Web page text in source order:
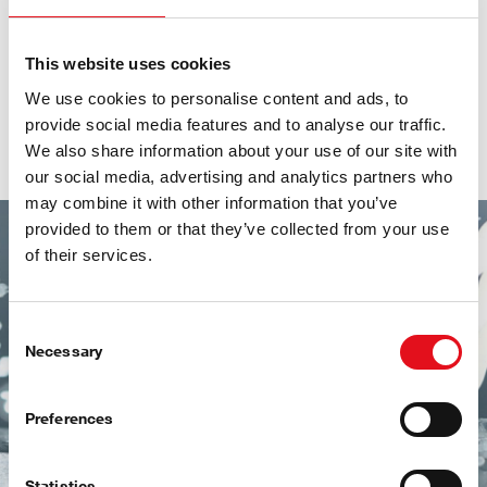
This website uses cookies
We use cookies to personalise content and ads, to
provide social media features and to analyse our traffic.
We also share information about your use of our site with
our social media, advertising and analytics partners who
may combine it with other information that you’ve
provided to them or that they’ve collected from your use
of their services.
Selection
Necessary
Preferences
Spitzenprodukte
Made in Germany
„Made in Germany” ist für uns Anspruch und
haben wir auch den Anteil der Eigenfertigungsteile an
Darüber hinaus investieren wir kontinuierlich in die
Modernisierung unserer Eigenfertigung. 2017 ist der
komplette Bereich in eine neue, hochmoderne Halle